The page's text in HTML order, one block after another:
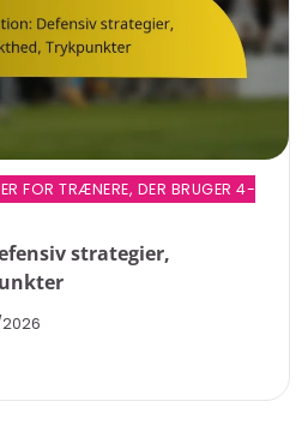
FOR TRÆNERE, DER BRUGER 4-
strategier,